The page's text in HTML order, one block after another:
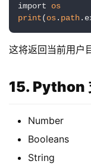
import os
print(os. path
这将返回当前用户
15. Python
Number
Booleans
String